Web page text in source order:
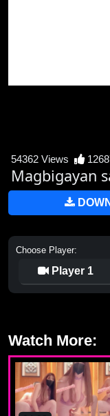
54362 Views
Magbigayan
Choose Player:
Player 1
Watch More: